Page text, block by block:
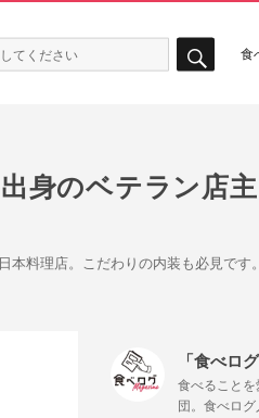
食
身のベテラン店
料理店。こだわりの内装も必見です。
「食べロ
食べること
団。食べロ